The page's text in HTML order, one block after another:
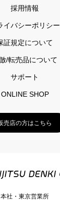
採用情報
イバシーポリシー
証規定について
/転売品について
サポート
ONLINE SHOP
売店の方はこちら
本社・東京営業所